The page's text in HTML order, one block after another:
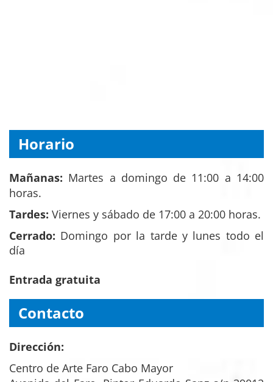
Horario
Mañanas: Martes a domingo de 11:00 a 14:00
horas.
Tardes: Viernes y sábado de 17:00 a 20:00 horas.
Cerrado: Domingo por la tarde y lunes todo el
día
Entrada gratuita
Contacto
Dirección:
Centro de Arte Faro Cabo Mayor